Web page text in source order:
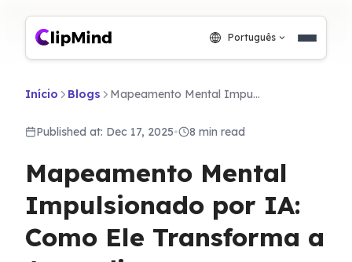
Português
Início Blogs Mapeamento Mental Impulsionado por IA: Como Ele Transforma a Aprendizagem e o Trabalho
Published at: Dec 17, 2025• 8 min read
Mapeamento Mental
Impulsionado por IA:
Como Ele Transforma a